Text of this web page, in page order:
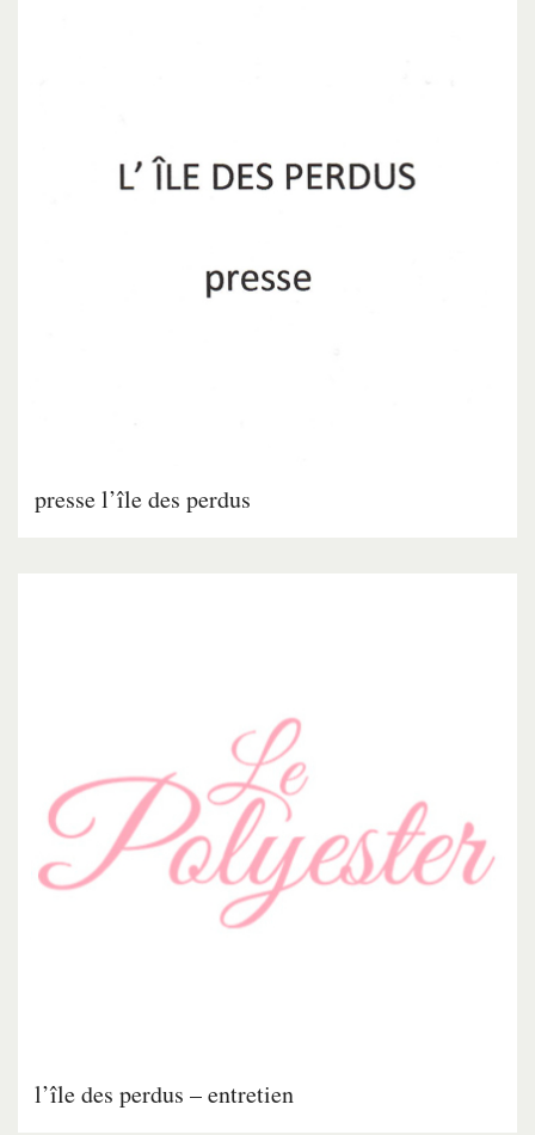
presse l’île des perdus
l’île des perdus – entretien